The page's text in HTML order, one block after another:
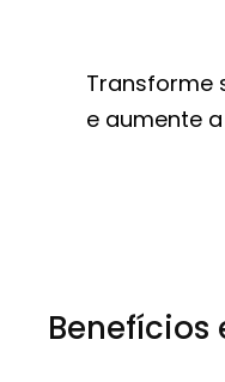
Transforme
e aumente
Benefícios